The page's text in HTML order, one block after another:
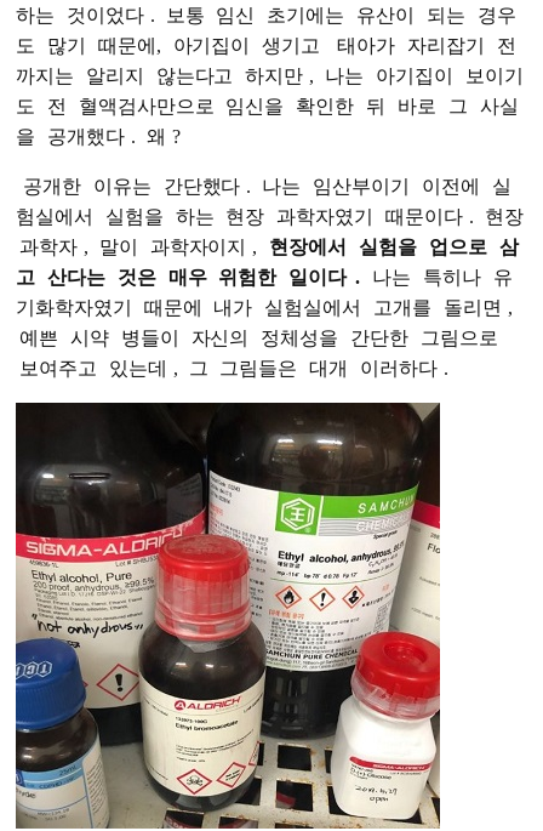
하는
것이었다 . 보통 임신 초기에는 유산이 되는
경우
도
많기 때문에, 아기집이 생기고 태아가 자리잡기
전
까지는
알리지 않는다고 하지만 , 나는 아기집이
보이기
도
전 혈액검사만으로 임신을 확인한 뒤 바로 그
사실
을
공개했다 . 왜 ?
공개한 이유는 간단했다 . 나는 임산부이기 이전에
실
험실에서
실험을 하는 현장 과학자였기 때문이다 .
현장
과학자 , 말이 과학자이지 , 현장에서 실험을 업으로
삼
고
산다는 것은 매우 위험한 일이다 . 나는 특히나
유
기화학자였기
때문에 내가 실험실에서 고개를 돌리면 ,
예쁜
시약 병들이 자신의 정체성을 간단한
그림으로
보여주고
있는데 , 그 그림들은 대개 이러하다 .